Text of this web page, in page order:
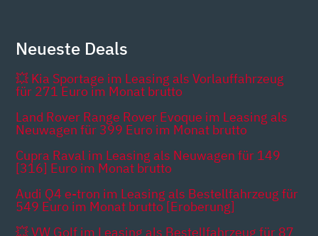
Neueste Deals
💥 Kia Sportage im Leasing als Vorlauffahrzeug
für 271 Euro im Monat brutto
Land Rover Range Rover Evoque im Leasing als
Neuwagen für 399 Euro im Monat brutto
Cupra Raval im Leasing als Neuwagen für 149
[316] Euro im Monat brutto
Audi Q4 e-tron im Leasing als Bestellfahrzeug für
549 Euro im Monat brutto [Eroberung]
💥 VW Golf im Leasing als Bestellfahrzeug für 87